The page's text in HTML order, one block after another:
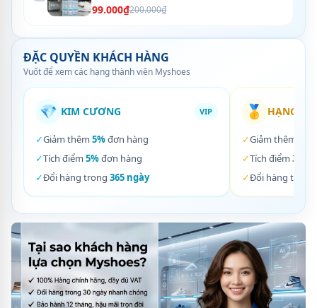
99.000₫200.000₫
ĐẶC QUYỀN KHÁCH HÀNG
Vuốt để xem các hạng thành viên Myshoes
💎 KIM CƯƠNG VIP
✓Giảm thêm 5%đơn hàng
✓Tích điểm 5%đơn hàng
✓Đổi hàng trong 365 ngày
🥇 HẠNG
✓Giảm thêm
✓Tích điểm 3%
✓Đổi hàng trong